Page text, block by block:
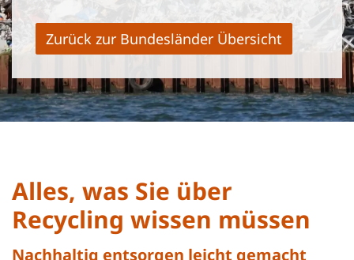
Zurück zur Bundesländer Übersicht
Alles, was Sie über
Recycling wissen müssen
Nachhaltig entsorgen leicht gemacht